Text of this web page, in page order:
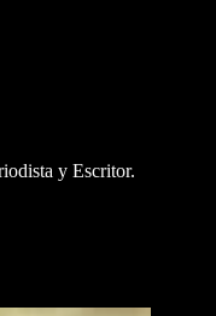
y Escritor.